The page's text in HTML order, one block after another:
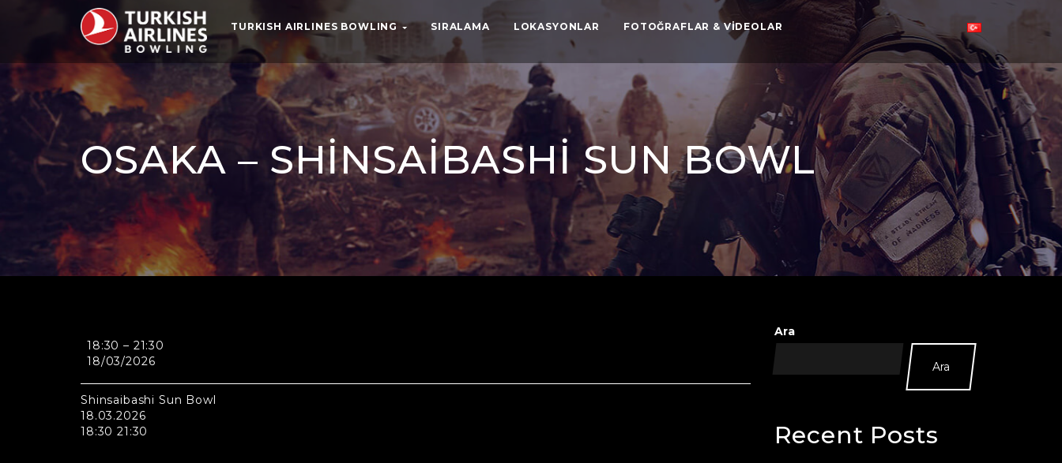
TURKISH AIRLINES BOWLING SIRALAMA LOKASYONLAR FOTOĞRAFLAR & VIDEOLAR
OSAKA – SHINSAIBASHI SUN BOWL
Shinsaibashi
Bowl
18:30 – 21:30
18/03/2026
Shinsaibashi Sun Bowl
18.03.2026
18:30 21:30
Ara
Ara
Recent Posts